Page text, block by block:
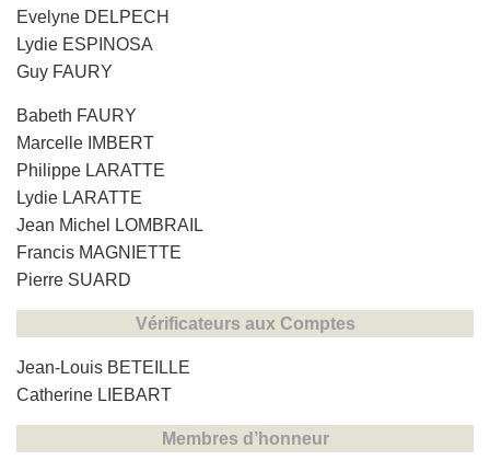
Evelyne DELPECH
Lydie ESPINOSA
Guy FAURY
Babeth FAURY
Marcelle IMBERT
Philippe LARATTE
Lydie LARATTE
Jean Michel LOMBRAIL
Francis MAGNIETTE
Pierre SUARD
Vérificateurs aux Comptes
Jean-Louis BETEILLE
Catherine LIEBART
Membres d’honneur